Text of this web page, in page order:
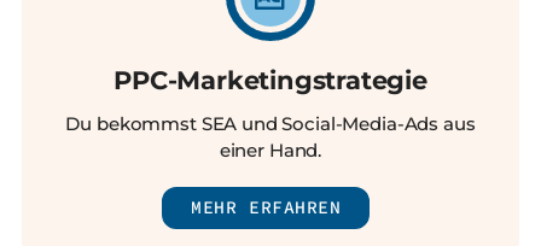
PPC-Marketingstrategie
Du bekommst SEA und Social-Media-Ads aus
einer Hand.
MEHR ERFAHREN